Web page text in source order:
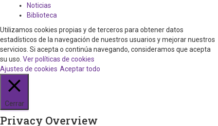
Noticias
Biblioteca
Utilizamos cookies propias y de terceros para obtener datos
estadísticos de la navegación de nuestros usuarios y mejorar nuestros
servicios. Si acepta o continúa navegando, consideramos que acepta
su uso. Ver políticas de cookies
Ajustes de cookies Aceptar todo
Cerrar
Privacy Overview